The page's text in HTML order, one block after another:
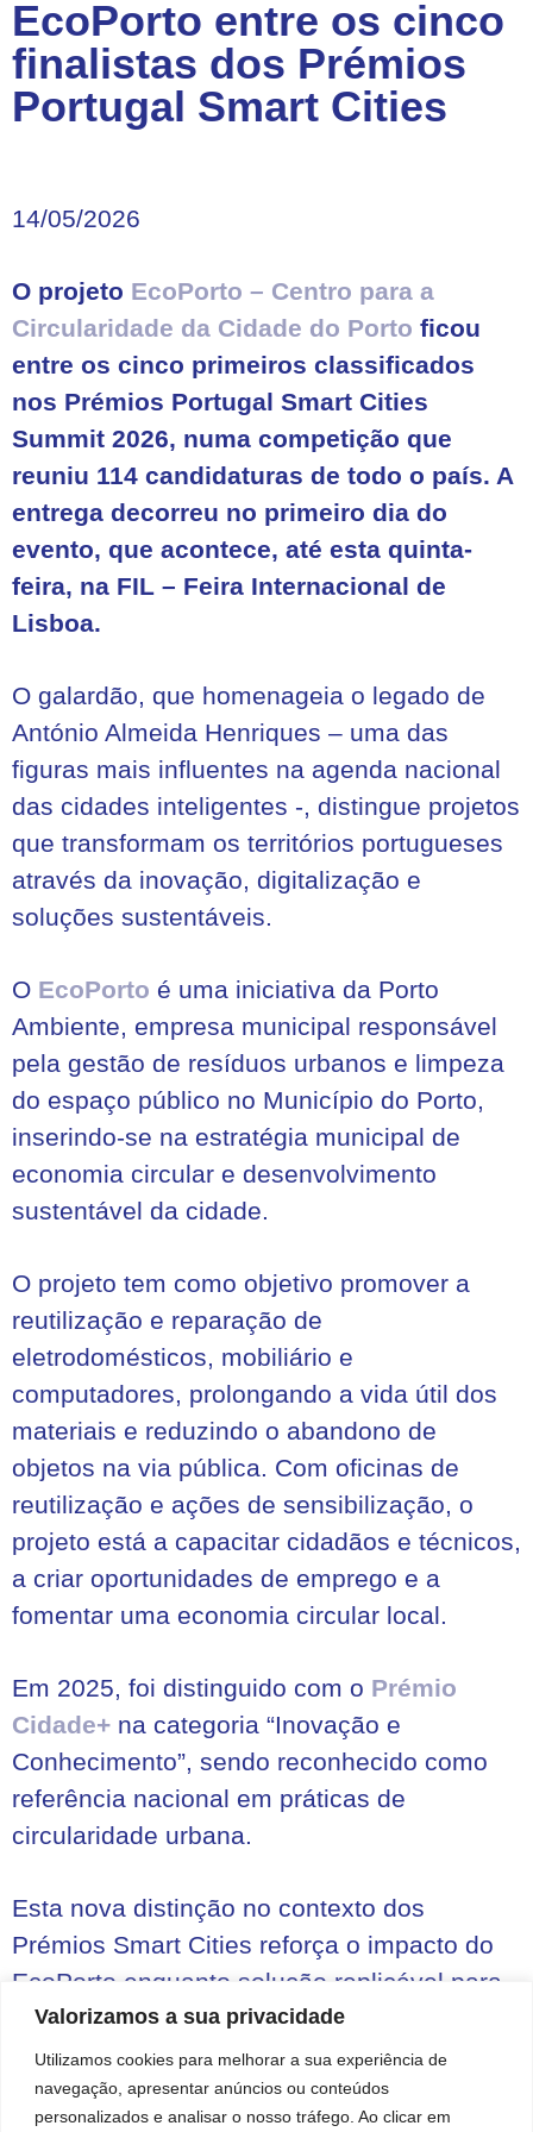
Valorizamos a sua privacidade
Utilizamos cookies para melhorar a sua experiência de
navegação, apresentar anúncios ou conteúdos
personalizados e analisar o nosso tráfego. Ao clicar em
EcoPorto entre os cinco
finalistas dos Prémios
Portugal Smart Cities
14/05/2026
O projeto EcoPorto – Centro para a
Circularidade da Cidade do Porto ficou
entre os cinco primeiros classificados
nos Prémios Portugal Smart Cities
Summit 2026, numa competição que
reuniu 114 candidaturas de todo o país. A
entrega decorreu no primeiro dia do
evento, que acontece, até esta quinta-
feira, na FIL – Feira Internacional de
Lisboa.
O galardão, que homenageia o legado de
António Almeida Henriques – uma das
figuras mais influentes na agenda nacional
das cidades inteligentes -, distingue projetos
que transformam os territórios portugueses
através da inovação, digitalização e
soluções sustentáveis.
O EcoPorto é uma iniciativa da Porto
Ambiente, empresa municipal responsável
pela gestão de resíduos urbanos e limpeza
do espaço público no Município do Porto,
inserindo-se na estratégia municipal de
economia circular e desenvolvimento
sustentável da cidade.
O projeto tem como objetivo promover a
reutilização e reparação de
eletrodomésticos, mobiliário e
computadores, prolongando a vida útil dos
materiais e reduzindo o abandono de
objetos na via pública. Com oficinas de
reutilização e ações de sensibilização, o
projeto está a capacitar cidadãos e técnicos,
a criar oportunidades de emprego e a
fomentar uma economia circular local.
Em 2025, foi distinguido com o Prémio
Cidade+ na categoria “Inovação e
Conhecimento”, sendo reconhecido como
referência nacional em práticas de
circularidade urbana.
Esta nova distinção no contexto dos
Prémios Smart Cities reforça o impacto do
EcoPorto enquanto solução replicável para
outros territórios.
Saiba mais